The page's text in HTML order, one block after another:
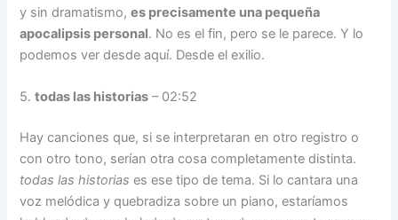
y sin dramatismo,es precisamente una pequeña
apocalipsis personal. No es el fin, pero se le parece. Y lo
podemos ver desde aquí. Desde el exilio.
5.todas las historias – 02:52
Hay canciones que, si se interpretaran en otro registro o
con otro tono, serían otra cosa completamente distinta.
todas las historias es ese tipo de tema. Si lo cantara una
voz melódica y quebradiza sobre un piano, estaríamos